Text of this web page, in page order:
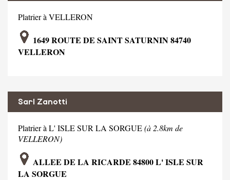
Platrier à VELLERON
1649 ROUTE DE SAINT SATURNIN 84740
VELLERON
Sarl Zanotti
Platrier à L' ISLE SUR LA SORGUE(à 2.8km de
VELLERON)
ALLEE DE LA RICARDE 84800 L' ISLE SUR
LA SORGUE